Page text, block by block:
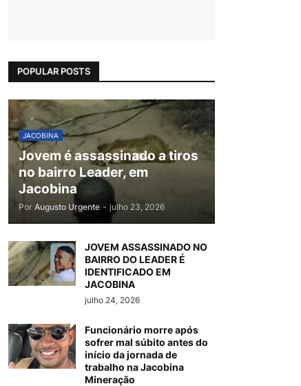
POPULAR POSTS
JACOBINA
Jovem é assassinado a tiros
no bairro Leader, em
Jacobina
Por Augusto Urgente - julho 23, 2026
JOVEM ASSASSINADO NO
BAIRRO DO LEADER É
IDENTIFICADO EM
JACOBINA
julho 24, 2026
Funcionário morre após
sofrer mal súbito antes do
início da jornada de
trabalho na Jacobina
Mineração